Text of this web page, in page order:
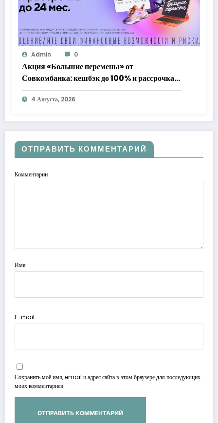
Admin 0
Акция «Большие перемены» от
Совкомбанка: кешбэк до 100% и рассрочка
до 24 месяцев с «Халвой»
4 Августа, 2026
ОТПРАВИТЬ КОММЕНТАРИЙ
Комментарии
Имя
E-mail
Сохранить моё имя, email и адрес сайта в этом браузере для последующих
моих комментариев.